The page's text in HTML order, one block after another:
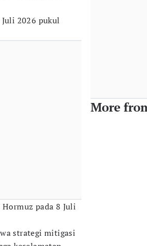
2026 pukul
pada 8 Juli
strategi mitigasi
More